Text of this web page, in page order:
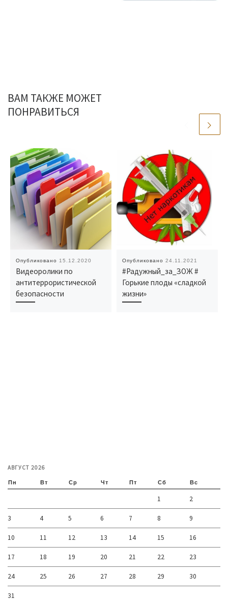
ВАМ ТАКЖЕ МОЖЕТ
ПОНРАВИТЬСЯ
Опубликовано 15.12.2020
Видеоролики по
антитеррористической
безопасности
Опубликовано 24.11.2021
#Радужный_за_ЗОЖ #
Горькие плоды «сладкой
жизни»
АВГУСТ 2026
Пн Вт Ср Чт Пт Сб Вс
1 2
3 4 5 6 7 8 9
10 11 12 13 14 15 16
17 18 19 20 21 22 23
24 25 26 27 28 29 30
31